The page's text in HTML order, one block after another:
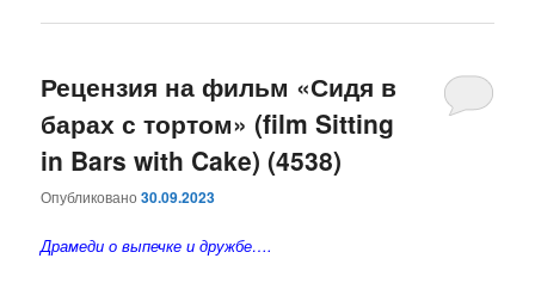
Рецензия на фильм «Сидя в
барах с тортом» (film Sitting
in Bars with Cake) (4538)
Опубликовано30.09.2023
Драмеди о выпечке и дружбе….